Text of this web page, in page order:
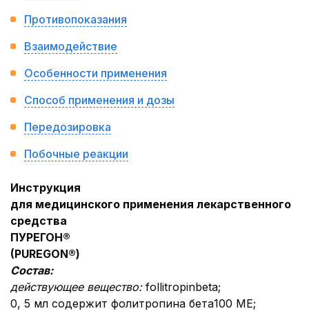
Противопоказания
Взаимодействие
Особенности применения
Способ применения и дозы
Передозировка
Побочные реакции
Инструкция
для медицинского применения лекарственного
средства
ПУРЕГОН®
(PUREGON®)
Состав:
действующее вещество: follitropinbeta;
0, 5 мл содержит фолитропина бета100 МЕ;